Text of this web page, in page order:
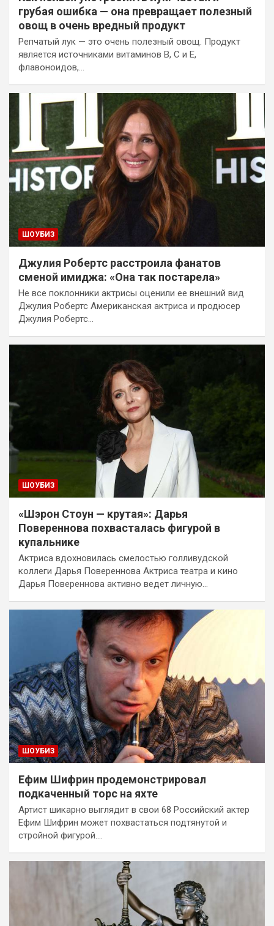
грубая ошибка — она превращает полезный
овощ в очень вредный продукт
Репчатый лук — это очень полезный овощ. Продукт
является источниками витаминов B, С и E,
флавоноидов,…
ШОУБИЗ
Джулия Робертс расстроила фанатов
сменой имиджа: «Она так постарела»
Не все поклонники актрисы оценили ее внешний вид
Джулия Робертс Американская актриса и продюсер
Джулия Робертс…
ШОУБИЗ
«Шэрон Стоун — крутая»: Дарья
Повереннова похвасталась фигурой в
купальнике
Актриса вдохновилась смелостью голливудской
коллеги Дарья Повереннова Актриса театра и кино
Дарья Повереннова активно ведет личную…
ШОУБИЗ
Ефим Шифрин продемонстрировал
подкаченный торс на яхте
Артист шикарно выглядит в свои 68 Российский актер
Ефим Шифрин может похвастаться подтянутой и
стройной фигурой.…